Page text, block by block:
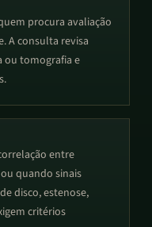
procura avaliação
A consulta revisa
ou tomografia e
entre
quando sinais
disco, estenose,
critérios